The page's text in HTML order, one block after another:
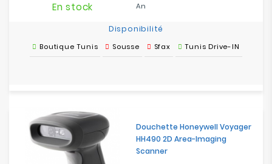
An
En stock
Disponibilité
Boutique Tunis Sousse Sfax Tunis Drive-IN
Douchette Honeywell Voyager
HH490 2D Area-Imaging
Scanner